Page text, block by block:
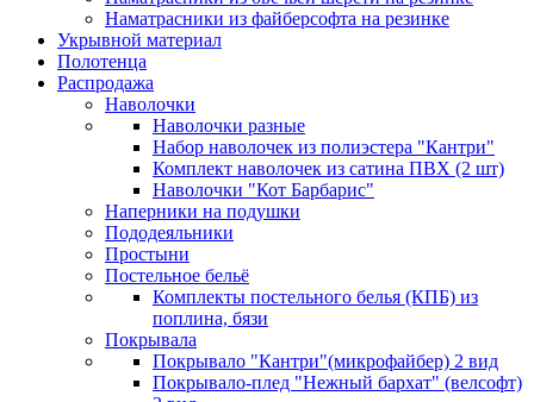
Наматрасники из файберсофта на резинке
Укрывной материал
Полотенца
Распродажа
Наволочки
Наволочки разные
Набор наволочек из полиэстера "Кантри"
Комплект наволочек из сатина ПВХ (2 шт)
Наволочки "Кот Барбарис"
Наперники на подушки
Пододеяльники
Простыни
Постельное бельё
Комплекты постельного белья (КПБ) из
поплина, бязи
Покрывала
Покрывало "Кантри"(микрофайбер) 2 вид
Покрывало-плед "Нежный бархат" (велсофт)